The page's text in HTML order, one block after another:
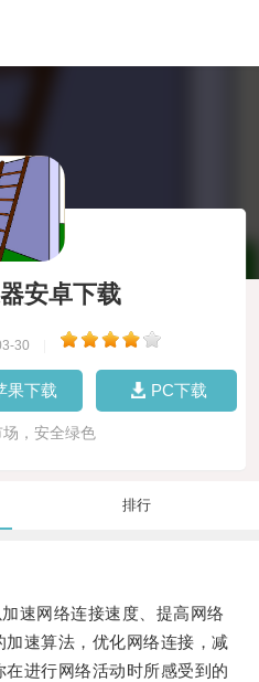
安卓下载
30
果下载 PC下载
，安全绿色
排行
速网络连接速度、提高网络
速算法，优化网络连接，减
进行网络活动时所感受到的